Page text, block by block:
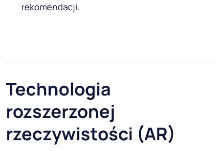
rekomendacji.
Technologia
rozszerzonej
rzeczywistości (AR)